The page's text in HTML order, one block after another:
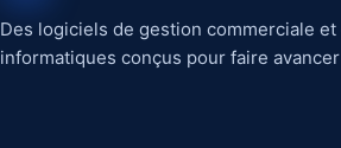
Des logiciels de gestion commerciale
informatiques conçus pour faire